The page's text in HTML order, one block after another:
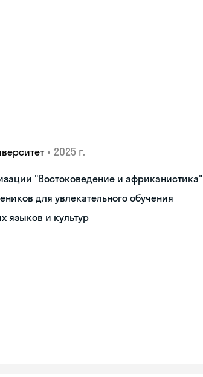
• 2025 г.
"Востоковедение и африканистика"
для увлекательного обучения
языков и культур